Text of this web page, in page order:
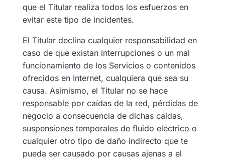
que el Titular realiza todos los esfuerzos en
evitar este tipo de incidentes.
El Titular declina cualquier responsabilidad en
caso de que existan interrupciones o un mal
funcionamiento de los Servicios o contenidos
ofrecidos en Internet, cualquiera que sea su
causa. Asimismo, el Titular no se hace
responsable por caídas de la red, pérdidas de
negocio a consecuencia de dichas caídas,
suspensiones temporales de fluido eléctrico o
cualquier otro tipo de daño indirecto que te
pueda ser causado por causas ajenas a el